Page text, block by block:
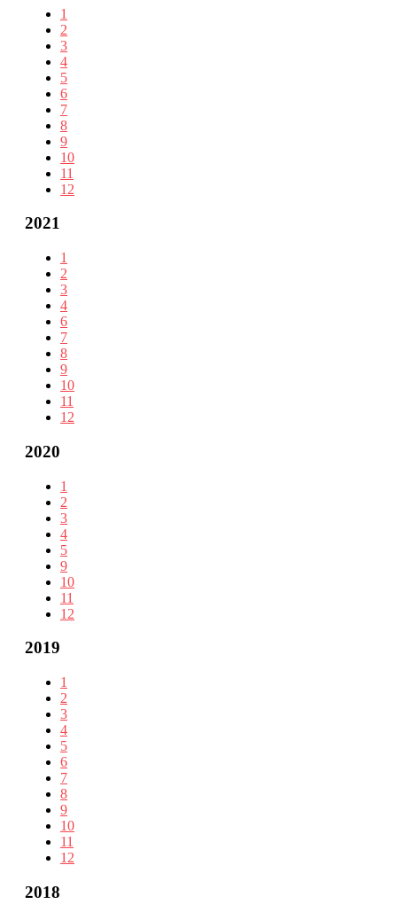
1
2
3
4
5
6
7
8
9
10
11
12
2021
1
2
3
4
6
7
8
9
10
11
12
2020
1
2
3
4
5
9
10
11
12
2019
1
2
3
4
5
6
7
8
9
10
11
12
2018